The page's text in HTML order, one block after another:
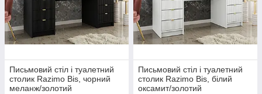
Письмовий стіл і туалетний
столик Razimo Bis, чорний
меланж/золотий
Письмовий стіл і туалетний
столик Razimo Bis, білий
оксамит/золотий